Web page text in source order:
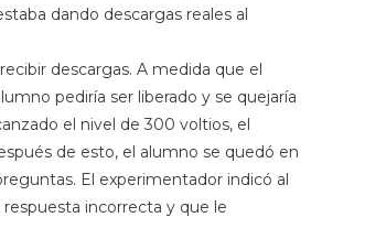
dando descargas reales al
descargas. A medida que el
pediría ser liberado y se quejaría
el nivel de 300 voltios, el
de esto, el alumno se quedó en
El experimentador indicó al
incorrecta y que le